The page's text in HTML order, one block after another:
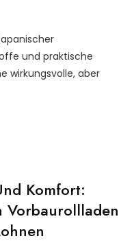
und praktische
wirkungsvolle, aber
Komfort:
Vorbaurollladen